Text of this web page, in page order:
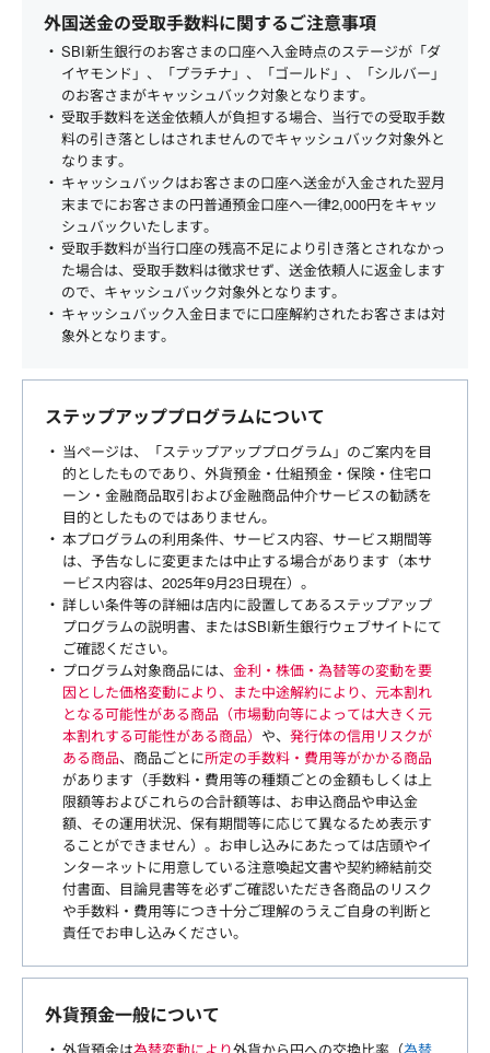
外国送金の受取手数料に関するご注意事項
SBI新生銀行のお客さまの口座へ入金時点のステージが「ダ
イヤモンド」、「プラチナ」、「ゴールド」、「シルバー」
のお客さまがキャッシュバック対象となります。
受取手数料を送金依頼人が負担する場合、当行での受取手数
料の引き落としはされませんのでキャッシュバック対象外と
なります。
キャッシュバックはお客さまの口座へ送金が入金された翌月
末までにお客さまの円普通預金口座へ一律2,000円をキャッ
シュバックいたします。
受取手数料が当行口座の残高不足により引き落とされなかっ
た場合は、受取手数料は徴求せず、送金依頼人に返金します
ので、キャッシュバック対象外となります。
キャッシュバック入金日までに口座解約されたお客さまは対
象外となります。
ステップアッププログラムについて
当ページは、「ステップアッププログラム」のご案内を目
的としたものであり、外貨預金・仕組預金・保険・住宅ロ
ーン・金融商品取引および金融商品仲介サービスの勧誘を
目的としたものではありません。
本プログラムの利用条件、サービス内容、サービス期間等
は、予告なしに変更または中止する場合があります（本サ
ービス内容は、2025年9月23日現在）。
詳しい条件等の詳細は店内に設置してあるステップアップ
プログラムの説明書、またはSBI新生銀行ウェブサイトにて
ご確認ください。
プログラム対象商品には、 金利・株価・為替等の変動を要
因とした価格変動により、また中途解約により、元本割れ
となる可能性がある商品（市場動向等によっては大きく元
本割れする可能性がある商品） や、 発行体の信用リスクが
ある商品、商品ごとに所定の手数料・費用等がかかる商品
があります（手数料・費用等の種類ごとの金額もしくは上
限額等およびこれらの合計額等は、お申込商品や申込金
額、その運用状況、保有期間等に応じて異なるため表示す
ることができません）。お申し込みにあたっては店頭やイ
ンターネットに用意している注意喚起文書や契約締結前交
付書面、目論見書等を必ずご確認いただき各商品のリスク
や手数料・費用等につき十分ご理解のうえご自身の判断と
責任でお申し込みください。
外貨預金一般について